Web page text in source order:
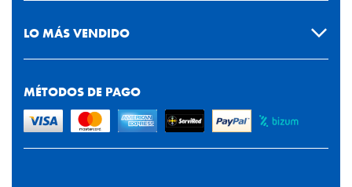
LO MÁS VENDIDO
MÉTODOS DE PAGO